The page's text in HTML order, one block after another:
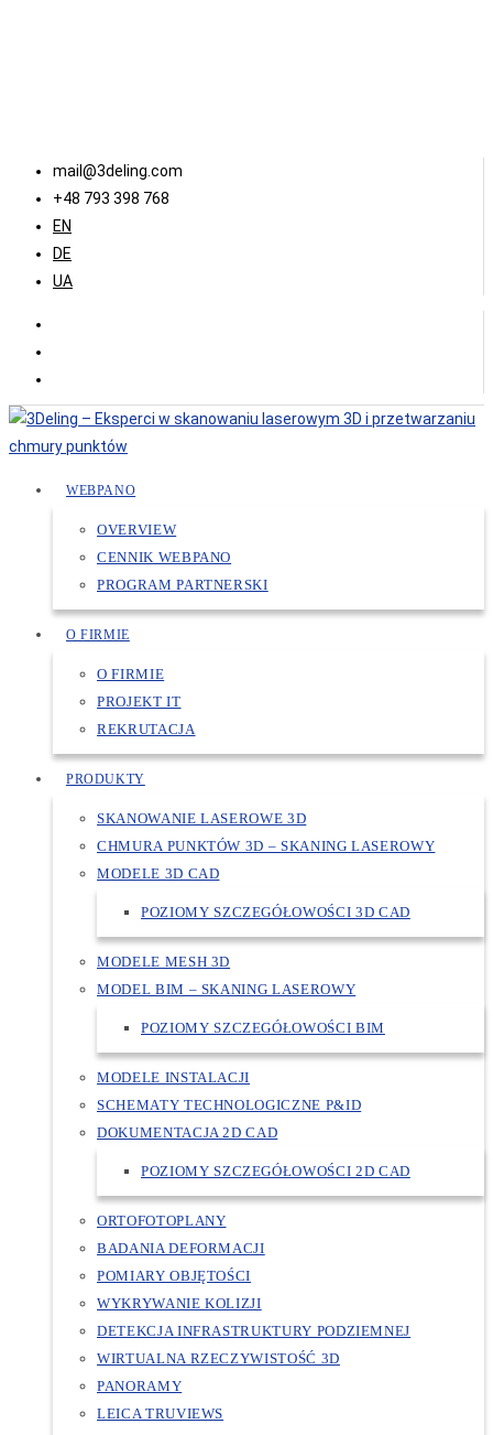
mail@3deling.com
+48 793 398 768
EN
DE
UA
WEBPANO
OVERVIEW
CENNIK WEBPANO
PROGRAM PARTNERSKI
O FIRMIE
O FIRMIE
PROJEKT IT
REKRUTACJA
PRODUKTY
SKANOWANIE LASEROWE 3D
CHMURA PUNKTÓW 3D – SKANING LASEROWY
MODELE 3D CAD
POZIOMY SZCZEGÓŁOWOŚCI 3D CAD
MODELE MESH 3D
MODEL BIM – SKANING LASEROWY
POZIOMY SZCZEGÓŁOWOŚCI BIM
MODELE INSTALACJI
SCHEMATY TECHNOLOGICZNE P&ID
DOKUMENTACJA 2D CAD
POZIOMY SZCZEGÓŁOWOŚCI 2D CAD
ORTOFOTOPLANY
BADANIA DEFORMACJI
POMIARY OBJĘTOŚCI
WYKRYWANIE KOLIZJI
DETEKCJA INFRASTRUKTURY PODZIEMNEJ
WIRTUALNA RZECZYWISTOŚĆ 3D
PANORAMY
LEICA TRUVIEWS